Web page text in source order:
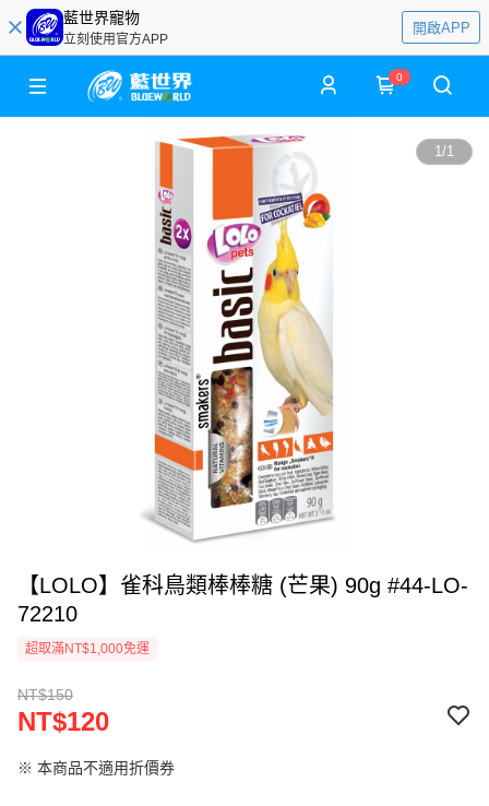
藍世界寵物
立刻使用官方APP
開啟APP
0
1/1
【LOLO】雀科鳥類棒棒糖 (芒果) 90g #44-LO-
72210
超取滿NT$1,000免運
NT$150
NT$120
※ 本商品不適用折價券